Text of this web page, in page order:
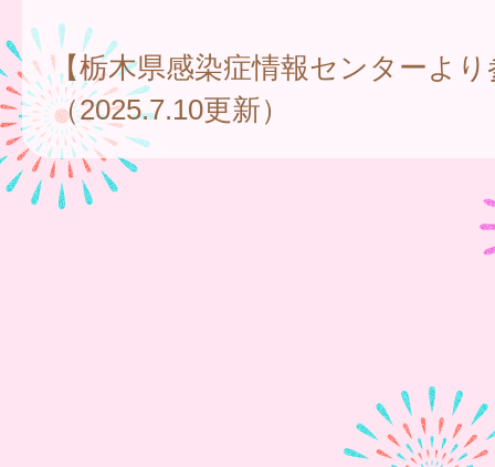
【栃木県感染症情報センターより
（2025.7.10更新）